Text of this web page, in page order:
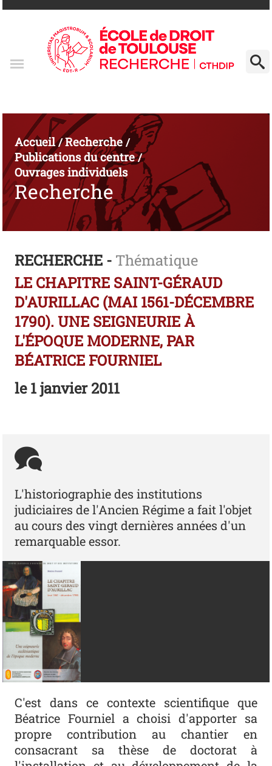
Accueil/Recherche/
Publications du centre/
Ouvrages individuels
Recherche
RECHERCHE - Thématique
LE CHAPITRE SAINT-GÉRAUD
D'AURILLAC (MAI 1561-DÉCEMBRE
1790). UNE SEIGNEURIE À
L'ÉPOQUE MODERNE, PAR
BÉATRICE FOURNIEL
le1 janvier 2011
L'historiographie des institutions
judiciaires de l'Ancien Régime a fait l'objet
au cours des vingt dernières années d'un
remarquable essor.
C'est dans ce contexte scientifique que
Béatrice Fourniel a choisi d'apporter sa
propre contribution au chantier en
consacrant sa thèse de doctorat à